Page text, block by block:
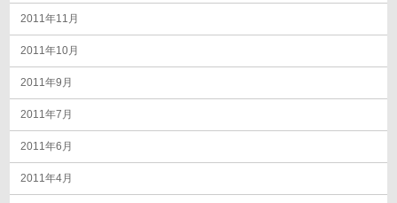
2011年11月
2011年10月
2011年9月
2011年7月
2011年6月
2011年4月